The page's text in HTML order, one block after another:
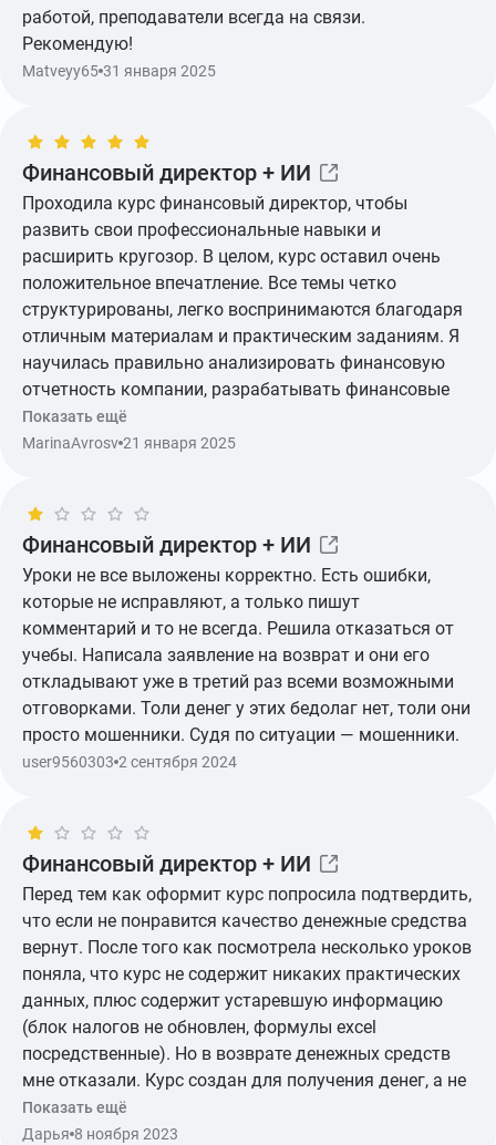
работой, преподаватели всегда на связи.
Рекомендую!
Matveyy65 31 января 2025
Финансовый директор + ИИ
Проходила курс финансовый директор, чтобы
развить свои профессиональные навыки и
расширить кругозор. В целом, курс оставил очень
положительное впечатление. Все темы четко
структурированы, легко воспринимаются благодаря
отличным материалам и практическим заданиям. Я
научилась правильно анализировать финансовую
отчетность компании, разрабатывать финансовые
стратегии, а также строить модели для оценки
инвестиций. В общем, курс оправдал все мои
Показать ещё
MarinaAvrosv 21 января 2025
Финансовый директор + ИИ
Уроки не все выложены корректно. Есть ошибки,
которые не исправляют, а только пишут
комментарий и то не всегда. Решила отказаться от
учебы. Написала заявление на возврат и они его
откладывают уже в третий раз всеми возможными
отговорками. Толи денег у этих бедолаг нет, толи они
просто мошенники. Судя по ситуации — мошенники.
user9560303 2 сентября 2024
Финансовый директор + ИИ
Перед тем как оформит курс попросила подтвердить,
что если не понравится качество денежные средства
вернут. После того как посмотрела несколько уроков
поняла, что курс не содержит никаких практических
данных, плюс содержит устаревшую информацию
(блок налогов не обновлен, формулы excel
посредственные). Но в возврате денежных средств
мне отказали. Курс создан для получения денег, а не
для обучения. Мерзкое ощущение, набор тупых видео
из ютуба, которые и за бесплатно не нужно смотреть,
Показать ещё
Дарья 8 ноября 2023